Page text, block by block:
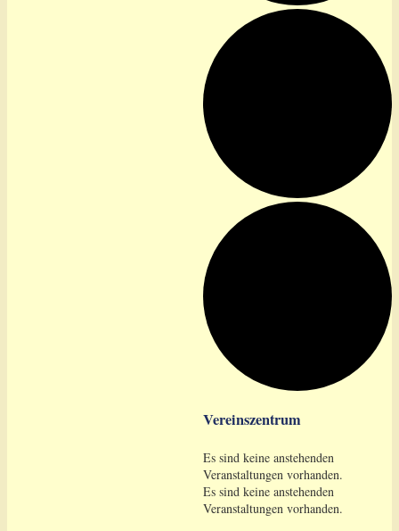
Vereinszentrum
Es sind keine anstehenden
Veranstaltungen vorhanden.
Es sind keine anstehenden
Veranstaltungen vorhanden.